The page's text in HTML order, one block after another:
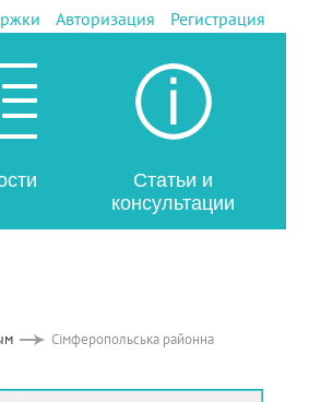
Авторизация Регистрация
Статьи и
консультации
Сімферопольська районна